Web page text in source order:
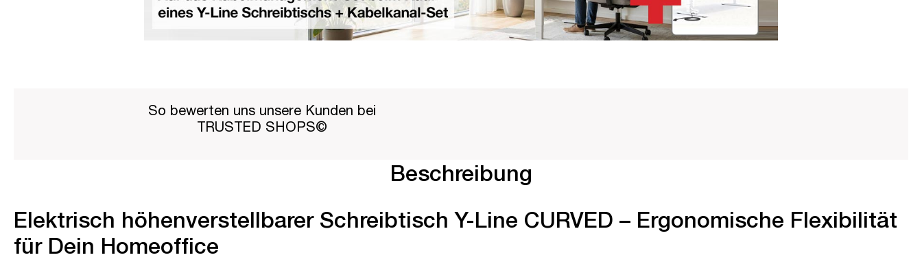
So bewerten uns unsere Kunden bei
TRUSTED SHOPS©
Beschreibung
Elektrisch höhenverstellbarer Schreibtisch Y-Line CURVED – Ergonomische Flexibilität
für Dein Homeoffice